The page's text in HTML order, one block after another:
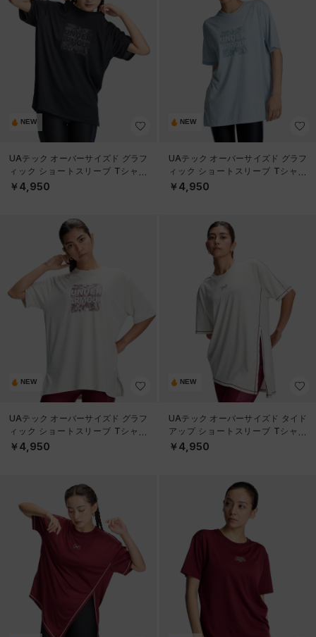
NEW
UAテック オーバーサイズド グラフ
ィック ショートスリーブ Tシャツ
（トレーニング/WOMEN）
￥4,950
NEW
UAテック オーバーサイズド グラフ
ィック ショートスリーブ Tシャツ
（トレーニング/WOMEN）
￥4,950
NEW
UAテック オーバーサイズド グラフ
ィック ショートスリーブ Tシャツ
（トレーニング/WOMEN）
￥4,950
NEW
UAテック オーバーサイズド タイド
アップ ショートスリーブ Tシャツ
（トレーニング/WOMEN）
￥4,950